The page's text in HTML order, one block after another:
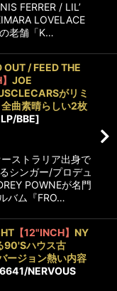
FERRER / LIL’
LOVELACE
老舗「K…
/ FEED THE
JOE
がリミ
曲素晴らしい2枚
BBE]
ストラリア出身で
シンガー/プロデュ
POWNEが名門
バム『FRO…
【12"INCH】 NY
90'Sハウス古
ージョン熱い内容
NERVOUS